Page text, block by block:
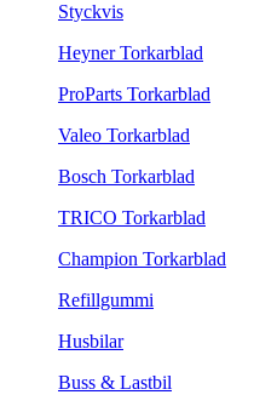
Styckvis
Heyner Torkarblad
ProParts Torkarblad
Valeo Torkarblad
Bosch Torkarblad
TRICO Torkarblad
Champion Torkarblad
Refillgummi
Husbilar
Buss & Lastbil